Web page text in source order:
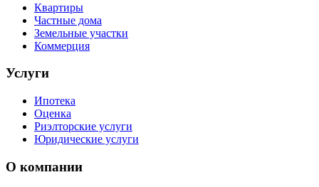
Квартиры
Частные дома
Земельные участки
Коммерция
Услуги
Ипотека
Оценка
Риэлторские услуги
Юридические услуги
О компании